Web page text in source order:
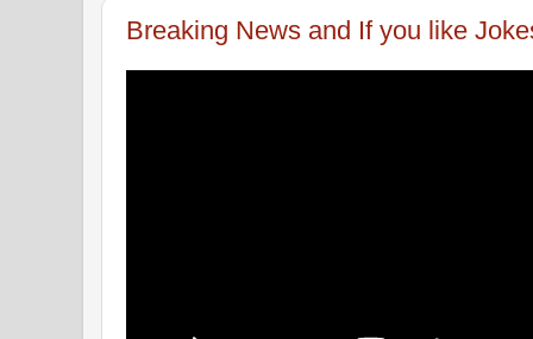
Breaking News and If you like